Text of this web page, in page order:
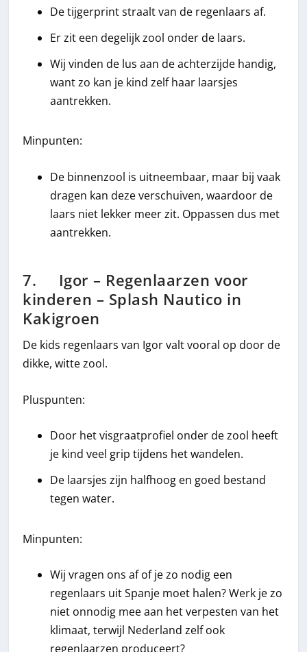
De tijgerprint straalt van de regenlaars af.
Er zit een degelijk zool onder de laars.
Wij vinden de lus aan de achterzijde handig,
want zo kan je kind zelf haar laarsjes
aantrekken.
Minpunten:
De binnenzool is uitneembaar, maar bij vaak
dragen kan deze verschuiven, waardoor de
laars niet lekker meer zit. Oppassen dus met
aantrekken.
7. Igor – Regenlaarzen voor
kinderen – Splash Nautico in
Kakigroen
De kids regenlaars van Igor valt vooral op door de
dikke, witte zool.
Pluspunten:
Door het visgraatprofiel onder de zool heeft
je kind veel grip tijdens het wandelen.
De laarsjes zijn halfhoog en goed bestand
tegen water.
Minpunten:
Wij vragen ons af of je zo nodig een
regenlaars uit Spanje moet halen? Werk je zo
niet onnodig mee aan het verpesten van het
klimaat, terwijl Nederland zelf ook
regenlaarzen produceert?